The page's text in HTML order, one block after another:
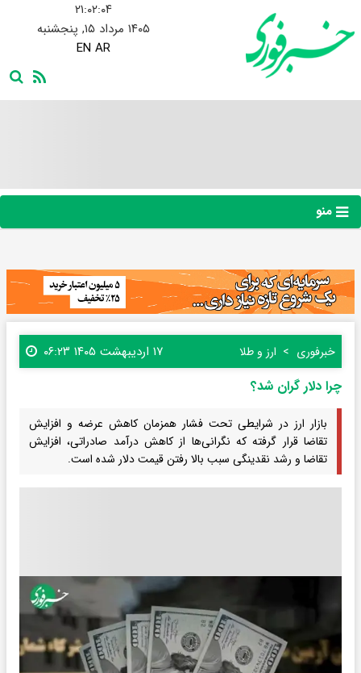
۲۱:۰۲:۰۵
۱۴۰۵ مرداد ۱۵, پنجشنبه
EN AR
منو
خبرفوری ارز و طلا ۱۷ اردیبهشت ۱۴۰۵ ۰۶:۲۳
چرا دلار گران شد؟
بازار ارز در شرایطی تحت فشار همزمان کاهش عرضه و افزایش
تقاضا قرار گرفته که نگرانی‌ها از کاهش درآمد صادراتی، افزایش
تقاضا و رشد نقدینگی سبب بالا رفتن قیمت دلار شده است.